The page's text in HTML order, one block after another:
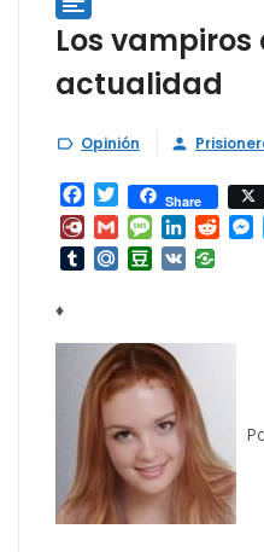
Los vampiros
actualidad
 Opinión 
Facebook
TwitterShare
Diary.Ru
GmailMessage
LinkedIn
TumblrMail.RuDouban
VK
♦